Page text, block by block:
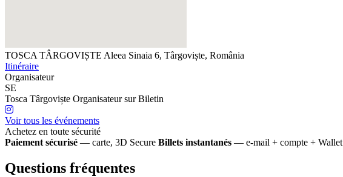
TOSCA TÂRGOVIȘTE Aleea Sinaia 6, Târgoviște, România
Itinéraire
Organisateur
SE
Tosca Târgoviște Organisateur sur Biletin
Voir tous les événements
Achetez en toute sécurité
Paiement sécurisé — carte, 3D Secure Billets instantanés — e-mail + compte + Wallet
Questions fréquentes